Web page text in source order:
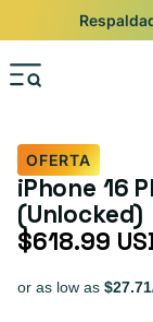
OFERTA
iPhone 16
(Unlocked)
Precio de oferta
$618.99
Precio habitual